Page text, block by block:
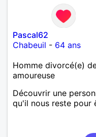
Pascal62
Chabeuil - 64 ans
Homme divorcé(e)
amoureuse
Découvrir une
qu'il nous reste pour